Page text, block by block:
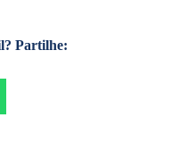
Partilhe: